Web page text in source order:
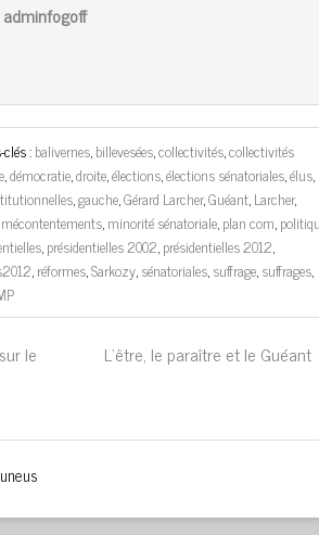
adminfogoff
:balivernes,billevesées,collectivités,collectivités
,démocratie,droite,élections,élections sénatoriales,élus,
,gauche,Gérard Larcher,Guéant,Larcher,
mécontentements,minorité sénatoriale,plan com,
,présidentielles 2002,présidentielles 2012,
,réformes,Sarkozy,sénatoriales,suffrage,suffrages,
le
L’être, le paraître et le